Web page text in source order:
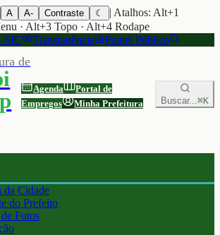
A A- Contraste ☾
| Atalhos: Alt+1
· Alt+3 Topo · Alt+4 Rodape
SIC Transparência Painel Público
de
Agenda
Portal de
Empregos
Minha Prefeitura Buscar...⌘K
da Cidade
do Prefeito
Fotos